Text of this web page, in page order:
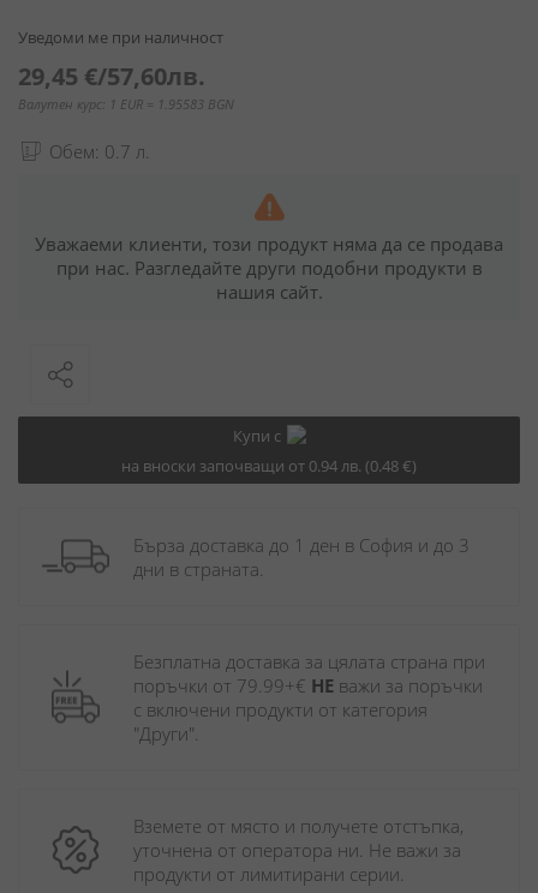
Уведоми ме при наличност
29,45 €/57,60лв.
Валутен курс: 1 EUR = 1.95583 BGN
Обем: 0.7 л.
Уважаеми клиенти, този продукт няма да се продава
при нас. Разгледайте други подобни продукти в
нашия сайт.
Купи с
на вноски започващи от 0.94 лв. (0.48 €)
Бърза доставка до 1 ден в София и до 3
дни в страната.
Безплатна доставка за цялата страна при
поръчки от 79.99+€ НЕ важи за поръчки
с включени продукти от категория
"Други".
Вземете от място и получете отстъпка,
уточнена от оператора ни. Не важи за
продукти от лимитирани серии.